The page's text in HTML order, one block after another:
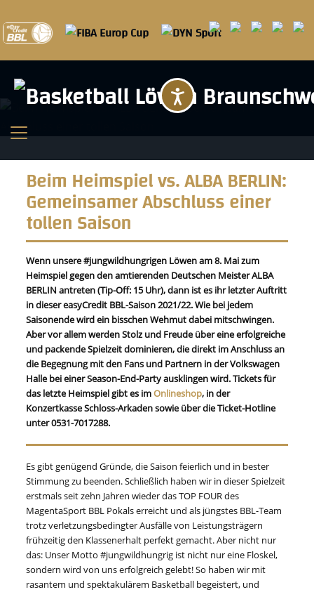
Beim Heimspiel vs. ALBA BERLIN:
Gemeinsamer Abschluss einer
tollen Saison
Wenn unsere #jungwildhungrigen Löwen am 8. Mai zum
Heimspiel gegen den amtierenden Deutschen Meister ALBA
BERLIN antreten (Tip-Off: 15 Uhr), dann ist es ihr letzter Auftritt
in dieser easyCredit BBL-Saison 2021/22. Wie bei jedem
Saisonende wird ein bisschen Wehmut dabei mitschwingen.
Aber vor allem werden Stolz und Freude über eine erfolgreiche
und packende Spielzeit dominieren, die direkt im Anschluss an
die Begegnung mit den Fans und Partnern in der Volkswagen
Halle bei einer Season-End-Party ausklingen wird. Tickets für
das letzte Heimspiel gibt es imOnlineshop, in der
Konzertkasse Schloss-Arkaden sowie über die Ticket-Hotline
unter 0531-7017288.
Es gibt genügend Gründe, die Saison feierlich und in bester
Stimmung zu beenden. Schließlich haben wir in dieser Spielzeit
erstmals seit zehn Jahren wieder das TOP FOUR des
MagentaSport BBL Pokals erreicht und als jüngstes BBL-Team
trotz verletzungsbedingter Ausfälle von Leistungsträgern
frühzeitig den Klassenerhalt perfekt gemacht. Aber nicht nur
das: Unser Motto #jungwildhungrig ist nicht nur eine Floskel,
sondern wird von uns erfolgreich gelebt! So haben wir mit
rasantem und spektakulärem Basketball begeistert, und